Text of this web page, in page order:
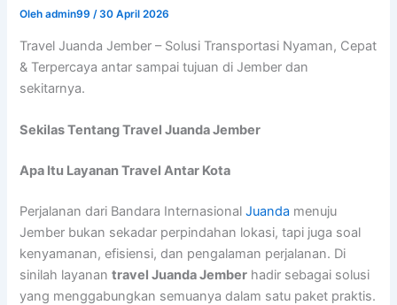
Olehadmin99/30 April 2026
Travel Juanda Jember – Solusi Transportasi Nyaman, Cepat
& Terpercaya antar sampai tujuan di Jember dan
sekitarnya.
Sekilas Tentang Travel Juanda Jember
Apa Itu Layanan Travel Antar Kota
Perjalanan dari Bandara InternasionalJuanda menuju
Jember bukan sekadar perpindahan lokasi, tapi juga soal
kenyamanan, efisiensi, dan pengalaman perjalanan. Di
sinilah layanantravel Juanda Jember hadir sebagai solusi
yang menggabungkan semuanya dalam satu paket praktis.